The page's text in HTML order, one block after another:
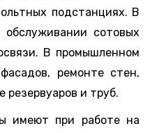
подстанциях. В
сотовых
В промышленном
ремонте стен,
резервуаров и труб.
имеют при работе на